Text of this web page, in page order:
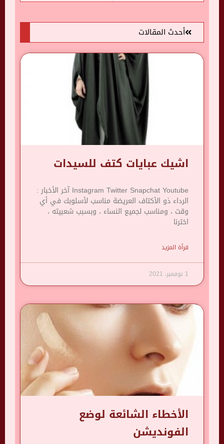
أحدث المقالات
اشيك عبايات كتف للسيدات
Instagram Twitter Snapchat Youtube آخر الأخبار :
الرداء ذو ​​الأكتاف العريضة مناسب لأسلوبك في أي
وقت ، ومناسب لجميع النساء ، وبسبب شعبيته ،
اخترنا
قرأة المزيد
1 نوفمبر، 2021
الأخطاء الشائعة لوضع
الفونديشن